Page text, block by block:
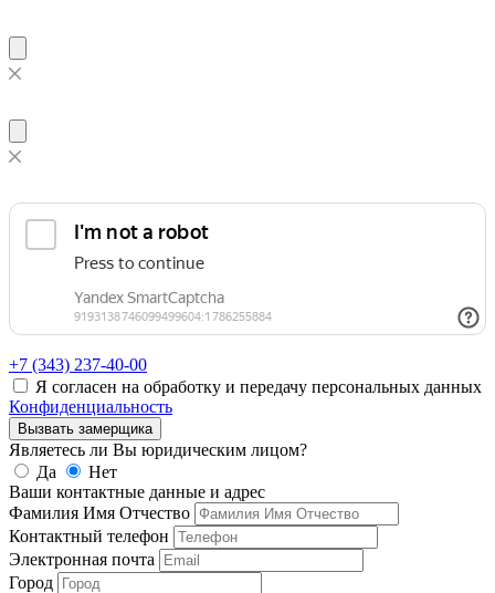
+7 (343) 237-40-00
Я согласен на обработку и передачу персональных данных
Конфиденциальность
Вызвать замерщика
Являетесь ли Вы юридическим лицом?
Да
Нет
Ваши контактные данные и адрес
Фамилия Имя Отчество
Контактный телефон
Электронная почта
Город